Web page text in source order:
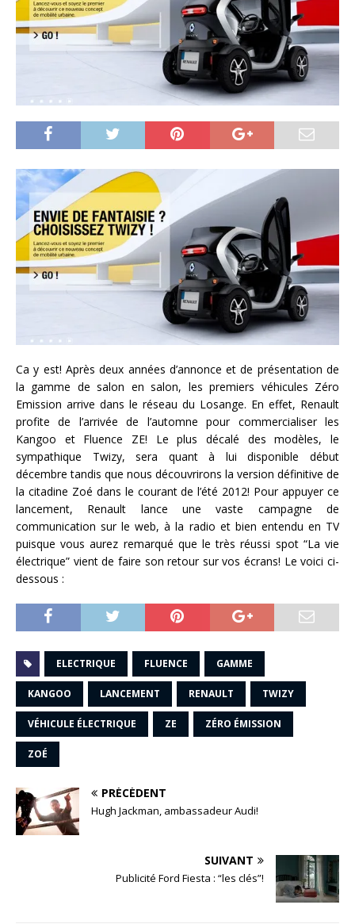
Ca y est! Après deux années d’annonce et de présentation de
la gamme de salon en salon, les premiers véhicules Zéro
Emission arrive dans le réseau du Losange. En effet, Renault
profite de l’arrivée de l’automne pour commercialiser les
Kangoo et Fluence ZE! Le plus décalé des modèles, le
sympathique Twizy, sera quant à lui disponible début
décembre tandis que nous découvrirons la version définitive de
la citadine Zoé dans le courant de l’été 2012! Pour appuyer ce
lancement, Renault lance une vaste campagne de
communication sur le web, à la radio et bien entendu en TV
puisque vous aurez remarqué que le très réussi spot “La vie
électrique” vient de faire son retour sur vos écrans! Le voici ci-
dessous :
ELECTRIQUE FLUENCE GAMME
KANGOO LANCEMENT RENAULT TWIZY
VÉHICULE ÉLECTRIQUE ZE ZÉRO ÉMISSION
ZOÉ
PRÉCÉDENT
Hugh Jackman, ambassadeur Audi!
SUIVANT
Publicité Ford Fiesta : “les clés”!